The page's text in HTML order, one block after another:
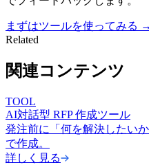
まずはツールを使ってみる →
Related
関連コンテンツ
TOOL
AI対話型 RFP 作成ツール
発注前に「何を解決したい
で作成。
詳しく見る